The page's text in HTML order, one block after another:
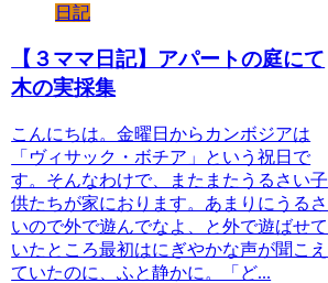
日記
【３ママ日記】アパートの庭にて
木の実採集
こんにちは。金曜日からカンボジアは
「ヴィサック・ボチア」という祝日で
す。そんなわけで、またまたうるさい子
供たちが家におります。あまりにうるさ
いので外で遊んでなよ、と外で遊ばせて
いたところ最初はにぎやかな声が聞こえ
ていたのに、ふと静かに。「ど...